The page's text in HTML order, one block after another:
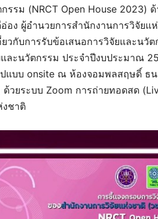
รรม (NRCT Open House 2023)
อง ผู้อำนวยการสำนักงานการวิจัยแ
วกับการรับข้อเสนอการวิจัยและน
ละนวัตกรรม ประจำปีงบประมาณ
แบบ onsite ณ ห้องจอมพลสฤษดิ์ ธ
ด้วยระบบ Zoom การถ่ายทอดสด
งชาติ